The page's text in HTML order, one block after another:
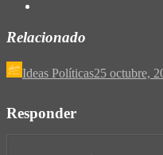
Relacionado
Ideas Políticas25 octubre,
Responder